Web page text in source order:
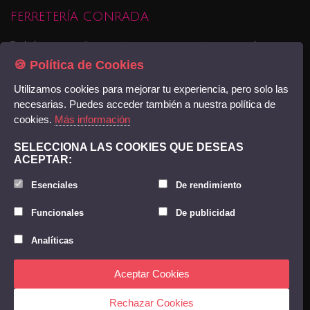
FERRETERÍA CONRADA
Todo lo que necesitas para tu empresa o proyectos personales,
pequeña maquinaria, materiales para la contrucción o reforma de tu
conocernos Encuéntranos
© Copyright 2018. Ediciones DMTConecta. - Acceso
(+34) 922 863 030
🍪 Política de Cookies
Utilizamos cookies para mejorar tu experiencia, pero solo las
necesarias. Puedes acceder también a nuestra política de
cookies. Más información
SELECCIONA LAS COOKIES QUE DESEAS
ACEPTAR:
Esenciales
Funcionales
Analíticas
De rendimiento
De publicidad
Aceptar Cookies
Rechazar Cookies